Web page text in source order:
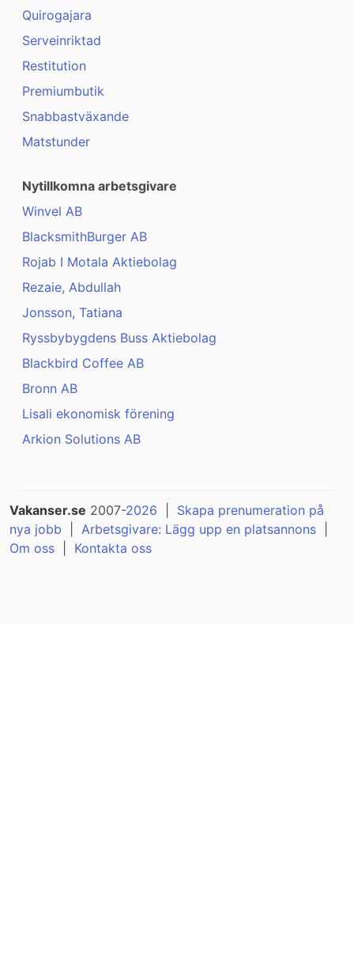
Quirogajara
Serveinriktad
Restitution
Premiumbutik
Snabbastväxande
Matstunder
Nytillkomna arbetsgivare
Winvel AB
BlacksmithBurger AB
Rojab I Motala Aktiebolag
Rezaie, Abdullah
Jonsson, Tatiana
Ryssbybygdens Buss Aktiebolag
Blackbird Coffee AB
Bronn AB
Lisali ekonomisk förening
Arkion Solutions AB
Vakanser.se 2007-2026
Skapa prenumeration på
nya jobb
Arbetsgivare: Lägg upp en platsannons
Om oss
Kontakta oss